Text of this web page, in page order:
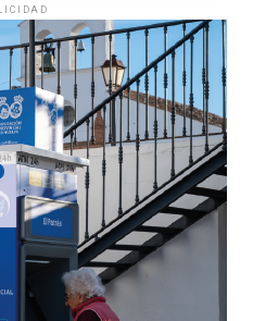
FIESTAS COLOMBINAS